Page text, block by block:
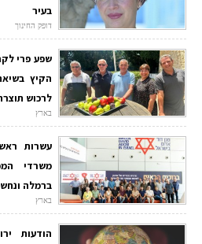
בעיר
דופק החינוך
שפע פרי
הקיץ
לרכוש
בארץ
עשרות
משרדי
ברמלה
בארץ
הודעות